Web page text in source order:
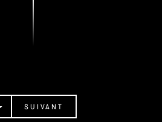
SUIVANT